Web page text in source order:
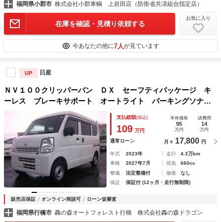
福岡県小郡市 株式会社小郡車輌 上岩田店（防衛省共済組合指定店）
在庫を確認・見積り依頼する
お気に入り
今あなたの他に7人が見ています
UP 日産
ＮＶ１００クリッパーバン ＤＸ セーフティパッケージ キ
ーレス ブレーキサポート オートライト パーキングソナ
ー オーバーヘッドコンソール
支払総額(税込)
109 万円
本体価格
95
万円
諸費用
14
万円
通常ローン 月々 17,800 円
年式 2023年 走行
4.3万km
車検
2027年7月 排気
660cc
整備
法定整備付 修復
なし
保証
保証付 (12ヶ月・走行無制限)
販売店保証 オンライン商談可 ローン仮審査
福岡県行橋市 轟の森オートフォレスト行橋 株式会社轟の森ドラゴン